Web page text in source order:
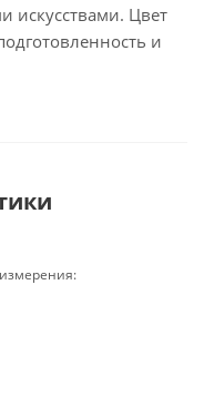
искусствами. Цвет
и